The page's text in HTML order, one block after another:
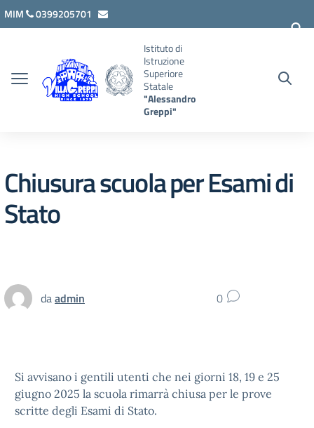
Vai ai contenuti
Vai al menu di navigazione
Vai al footer
MIM
0399205701
Istituto di
Istruzione
Superiore
Statale
"Alessandro
Greppi"
Chiusura scuola per Esami di
Stato
daadmin 0
Si avvisano i gentili utenti che nei giorni 18, 19 e 25
giugno 2025 la scuola rimarrà chiusa per le prove
scritte degli Esami di Stato.